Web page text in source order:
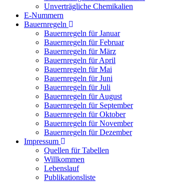
Unverträgliche Chemikalien
E-Nummern
Bauernregeln
Bauernregeln für Januar
Bauernregeln für Februar
Bauernregeln für März
Bauernregeln für April
Bauernregeln für Mai
Bauernregeln für Juni
Bauernregeln für Juli
Bauernregeln für August
Bauernregeln für September
Bauernregeln für Oktober
Bauernregeln für November
Bauernregeln für Dezember
Impressum
Quellen für Tabellen
Willkommen
Lebenslauf
Publikationsliste